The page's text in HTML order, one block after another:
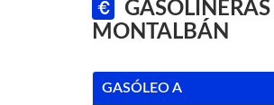
MONTALBÁN
GASÓLEO A